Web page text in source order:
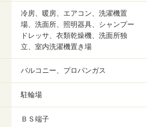
冷房、暖房、エアコン、洗濯機置
場、洗面所、照明器具、シャンプー
ドレッサ、衣類乾燥機、洗面所独
立、室内洗濯機置き場
バルコニー、プロパンガス
駐輪場
ＢＳ端子